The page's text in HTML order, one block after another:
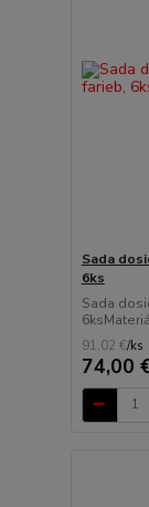
Sada
6ks
Sada
91,02 €/ks
74,00